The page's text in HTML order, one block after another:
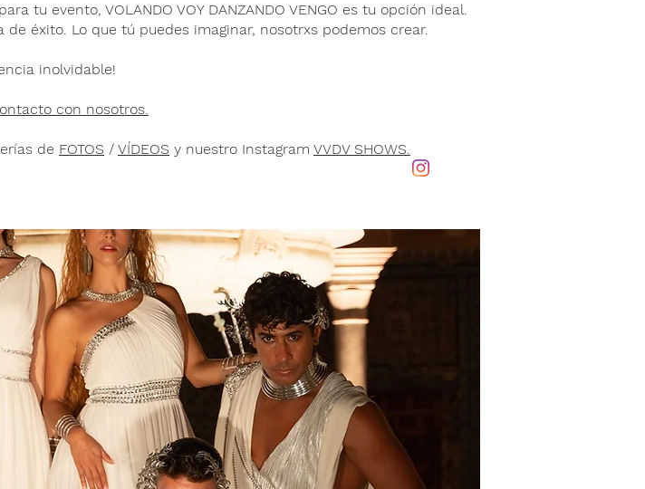
tu evento, VOLANDO VOY DANZANDO VENGO es tu opción ideal.
de éxito. Lo que tú puedes imaginar, nosotrxs podemos crear.
inolvidable!
con nosotros.
de FOTOS / VÍDEOS y nuestro Instagram VVDV SHOWS.